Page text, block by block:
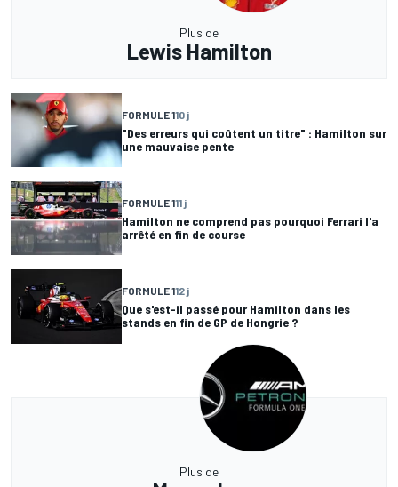
Plus de
Lewis Hamilton
FORMULE 110 j
"Des erreurs qui coûtent un titre" : Hamilton sur
une mauvaise pente
FORMULE 111 j
Hamilton ne comprend pas pourquoi Ferrari l'a
arrêté en fin de course
FORMULE 112 j
Que s'est-il passé pour Hamilton dans les
stands en fin de GP de Hongrie ?
Plus de